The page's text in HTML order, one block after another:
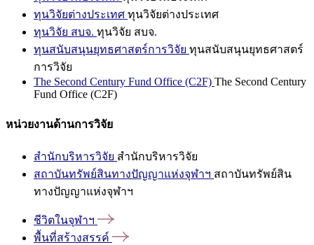
ทุนวิจัยต่างประเทศ ทุนวิจัยต่างประเทศ
ทุนวิจัย สบจ. ทุนวิจัย สบจ.
ทุนสนับสนุนยุทธศาสตร์การวิจัย ทุนสนับสนุนยุทธศาสตร์
การวิจัย
The Second Century Fund Office (C2F) The Second Century
Fund Office (C2F)
หน่วยงานด้านการวิจัย
สำนักบริหารวิจัย สำนักบริหารวิจัย
สถาบันทรัพย์สินทางปัญญาแห่งจุฬาฯ สถาบันทรัพย์สิน
ทางปัญญาแห่งจุฬาฯ
ชีวิตในจุฬาฯ
พื้นที่สร้างสรรค์